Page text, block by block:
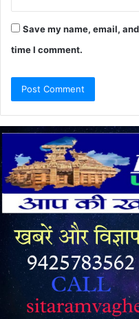
Save my name, email,
time I comment.